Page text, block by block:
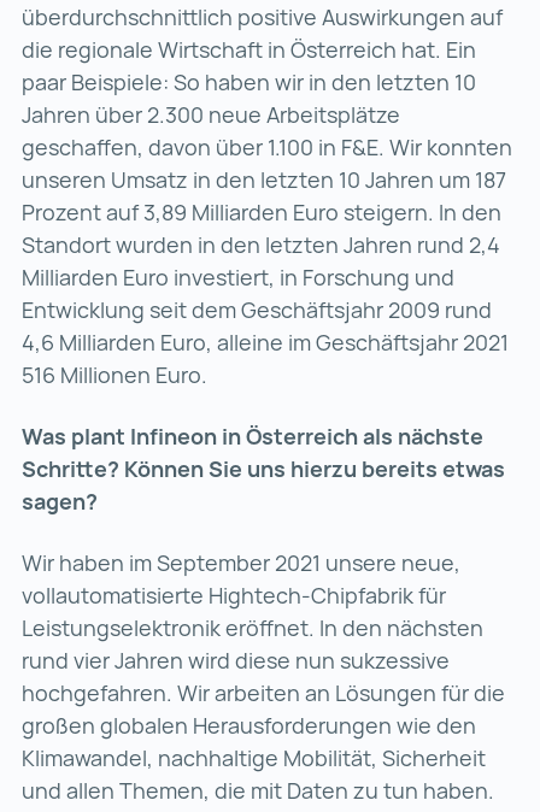
überdurchschnittlich positive Auswirkungen auf
die regionale Wirtschaft in Österreich hat. Ein
paar Beispiele: So haben wir in den letzten 10
Jahren über 2.300 neue Arbeitsplätze
geschaffen, davon über 1.100 in F&E. Wir konnten
unseren Umsatz in den letzten 10 Jahren um 187
Prozent auf 3,89 Milliarden Euro steigern. In den
Standort wurden in den letzten Jahren rund 2,4
Milliarden Euro investiert, in Forschung und
Entwicklung seit dem Geschäftsjahr 2009 rund
4,6 Milliarden Euro, alleine im Geschäftsjahr 2021
516 Millionen Euro.
Was plant Infineon in Österreich als nächste
Schritte? Können Sie uns hierzu bereits etwas
sagen?
Wir haben im September 2021 unsere neue,
vollautomatisierte Hightech-Chipfabrik für
Leistungselektronik eröffnet. In den nächsten
rund vier Jahren wird diese nun sukzessive
hochgefahren. Wir arbeiten an Lösungen für die
großen globalen Herausforderungen wie den
Klimawandel, nachhaltige Mobilität, Sicherheit
und allen Themen, die mit Daten zu tun haben.